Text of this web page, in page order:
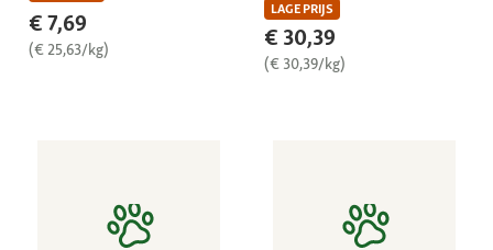
€ 7,69
(€ 25,63/kg)
LAGE PRIJS
€ 30,39
(€ 30,39/kg)